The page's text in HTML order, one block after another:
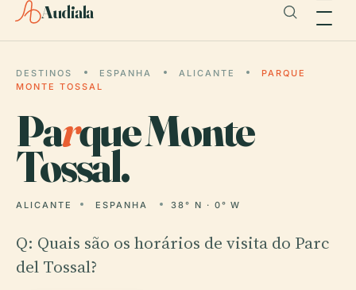
Audiala
DESTINOS ESPANHA ALICANTE
PARQUE
MONTE TOSSAL
Parque Monte
Tossal.
ALICANTE ESPANHA 38° N · 0° W
Q: Quais são os horários de visita do Parc
del Tossal?